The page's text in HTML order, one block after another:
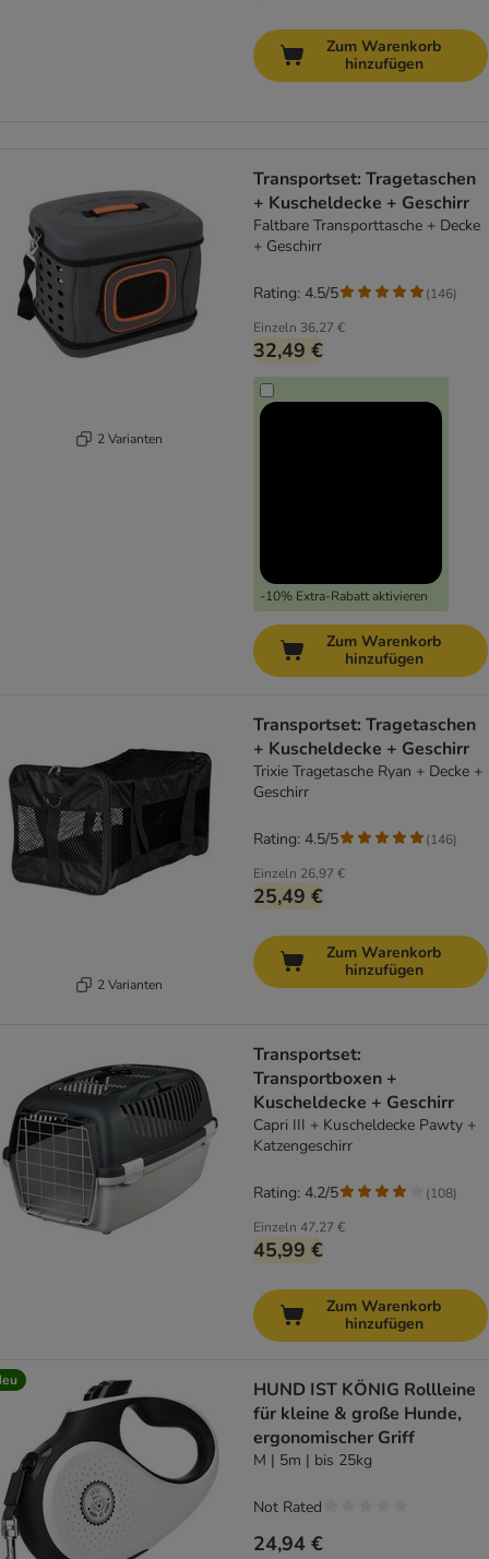
Zum Warenkorb
hinzufügen
2 Varianten
Transportset: Tragetaschen
+ Kuscheldecke + Geschirr
Faltbare Transporttasche + Decke
+ Geschirr
Einzeln 36,27 €
32,49 €
-10% Extra-Rabatt aktivieren
Rating: 4.5/5 (146)
Zum Warenkorb
hinzufügen
2 Varianten
Transportset: Tragetaschen
+ Kuscheldecke + Geschirr
Trixie Tragetasche Ryan + Decke +
Geschirr
Einzeln 26,97 €
25,49 €
Rating: 4.5/5 (146)
Zum Warenkorb
hinzufügen
Transportset:
Transportboxen +
Kuscheldecke + Geschirr
Capri III + Kuscheldecke Pawty +
Katzengeschirr
Einzeln 47,27 €
45,99 €
Rating: 4.2/5 (108)
Zum Warenkorb
hinzufügen
HUND IST KÖNIG Rollleine
für kleine & große Hunde,
ergonomischer Griff
M | 5m | bis 25kg
24,94 €
Not Rated